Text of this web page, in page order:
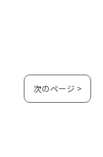
次のページ >